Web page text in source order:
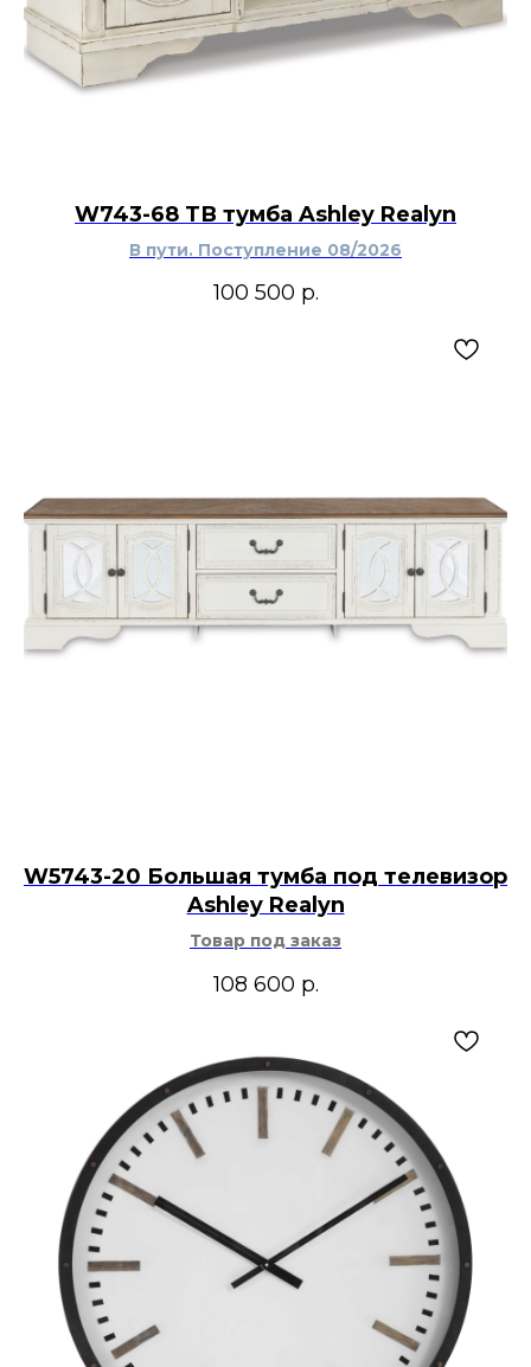
W743-68 ТВ тумба Ashley Realyn
В пути. Поступление 08/2026
100 500 р.
W5743-20 Большая тумба под телевизор
Ashley Realyn
Товар под заказ
108 600 р.